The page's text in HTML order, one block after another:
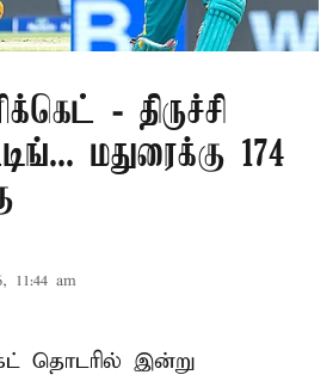
- திருச்சி
மதுரைக்கு 174
11:44 am
தொடரில் இன்று